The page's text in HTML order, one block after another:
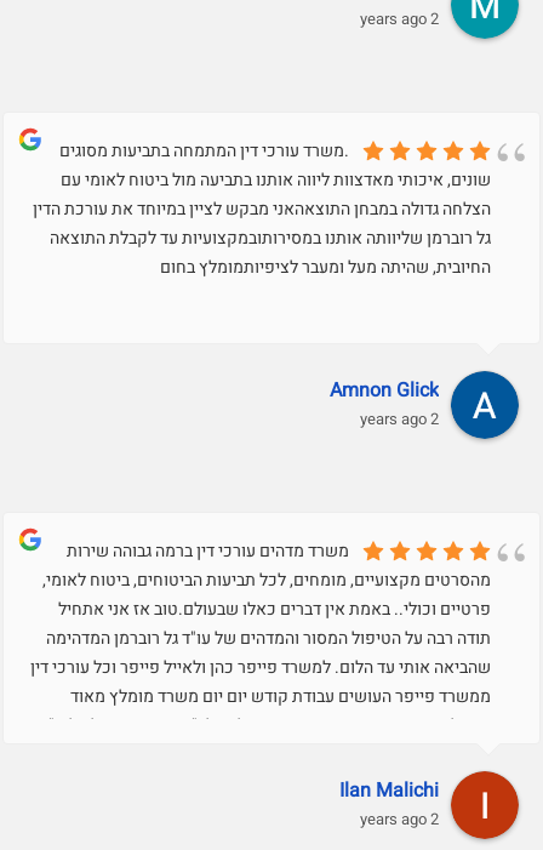
2 years ago
.משרד עורכי דין המתמחה בתביעות מסוגים
שונים, איכותי מאדצוות ליווה אותנו בתביעה מול ביטוח לאומי עם
הצלחה גדולה במבחן התוצאהאני מבקש לציין במיוחד את עורכת הדין
גל רוברמן שליוותה אותנו במסירותובמקצועיות עד לקבלת התוצאה
החיובית, שהיתה מעל ומעבר לציפיותמומלץ בחום
Amnon Glick
2 years ago
משרד מדהים עורכי דין ברמה גבוהה שירות
מהסרטים מקצועיים, מומחים, לכל תביעות הביטוחים, ביטוח לאומי,
פרטיים וכולי.. באמת אין דברים כאלו שבעולם.טוב אז אני אתחיל
תודה רבה על הטיפול המסור והמדהים של עו"ד גל רוברמן המדהימה
שהביאה אותי עד הלום. למשרד פייפר כהן ולאייל פייפר וכל עורכי דין
ממשרד פייפר העושים עבודת קודש יום יום משרד מומלץ מאוד
טיפול אישי מהיר ומסור. תודה רבה על הכל. "תבורכו מפי אל עליון"
Ilan Malichi
2 years ago